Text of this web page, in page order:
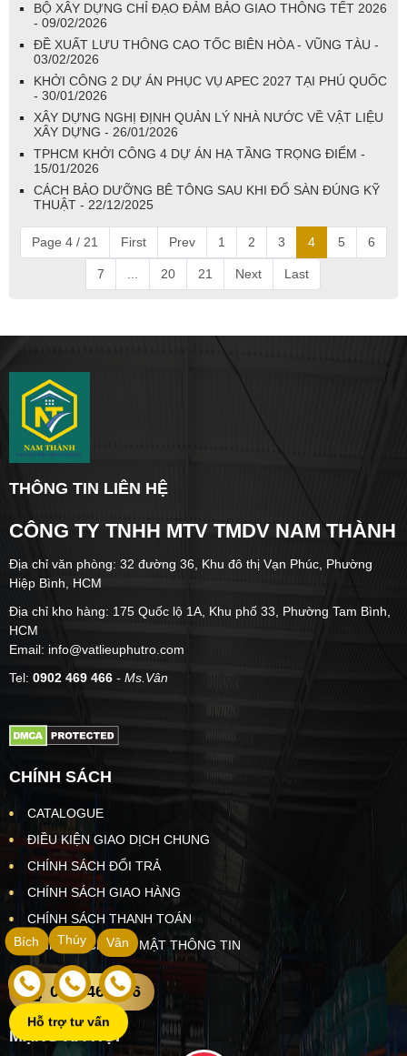
BỘ XÂY DỰNG CHỈ ĐẠO ĐẢM BẢO GIAO THÔNG TẾT 2026
- 09/02/2026
ĐỀ XUẤT LƯU THÔNG CAO TỐC BIÊN HÒA - VŨNG TÀU -
03/02/2026
KHỞI CÔNG 2 DỰ ÁN PHỤC VỤ APEC 2027 TẠI PHÚ QUỐC
- 30/01/2026
XÂY DỰNG NGHỊ ĐỊNH QUẢN LÝ NHÀ NƯỚC VỀ VẬT LIỆU
XÂY DỰNG - 26/01/2026
TPHCM KHỞI CÔNG 4 DỰ ÁN HẠ TẦNG TRỌNG ĐIỂM -
15/01/2026
CÁCH BẢO DƯỠNG BÊ TÔNG SAU KHI ĐỔ SÀN ĐÚNG KỸ
THUẬT - 22/12/2025
Page 4 / 21 First Prev 1 2 3 4 5 6
7 20 21 Next Last
THÔNG TIN LIÊN HỆ
CÔNG TY TNHH MTV TMDV NAM THÀNH
Địa chỉ văn phòng: 32 đường 36, Khu đô thị Vạn Phúc, Phường
Hiệp Bình, HCM
Địa chỉ kho hàng: 175 Quốc lộ 1A, Khu phố 33, Phường Tam Bình,
HCM
Email: info@vatlieuphutro.com
Tel: 0902 469 466 - Ms.Vân
CHÍNH SÁCH
CATALOGUE
ĐIỀU KIỆN GIAO DỊCH CHUNG
CHÍNH SÁCH ĐỔI TRẢ
CHÍNH SÁCH GIAO HÀNG
CHÍNH SÁCH THANH TOÁN
CHÍNH SÁCH BẢO MẬT THÔNG TIN
0902469466
MẠNG XÃ HỘI
Vân
Thúy
Bích
Hỗ trợ tư vấn